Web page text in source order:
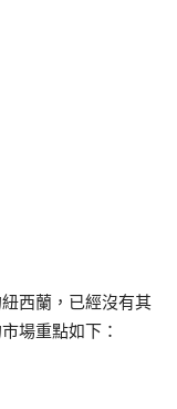
西蘭，已經沒有其
場重點如下：